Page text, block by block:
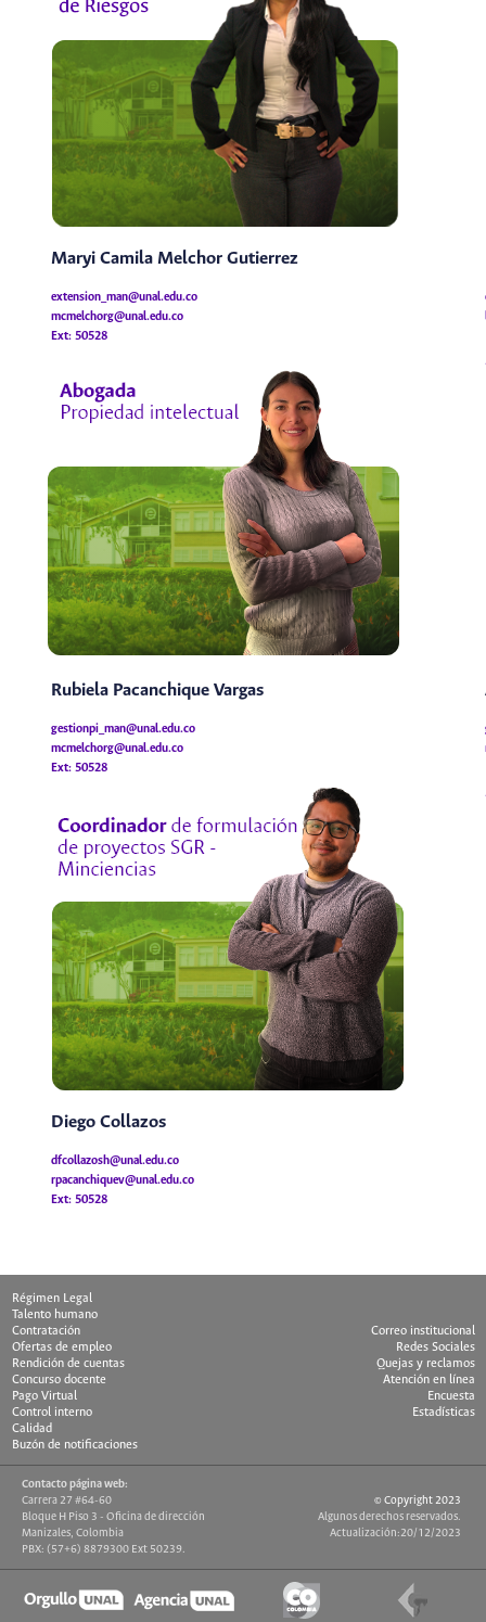
Maryi Camila Melchor Gutierrez
extension_man@unal.edu.co
mcmelchorg@unal.edu.co
Ext: 50528
Rubiela Pacanchique Vargas
gestionpi_man@unal.edu.co
mcmelchorg@unal.edu.co
Ext: 50528
Diego Collazos
dfcollazosh@unal.edu.co
rpacanchiquev@unal.edu.co
Ext: 50528
Régimen Legal
Talento humano
Contratación
Ofertas de empleo
Rendición de cuentas
Concurso docente
Pago Virtual
Control interno
Calidad
Buzón de notificaciones
Correo institucional
Redes Sociales
Quejas y reclamos
Atención en línea
Encuesta
Estadísticas
Contacto página web:
Carrera 27 #64-60
Bloque H Piso 3 - Oficina de dirección
Manizales, Colombia
PBX: (57+6) 8879300 Ext 50239.
© Copyright 2023
Algunos derechos reservados.
Actualización:20/12/2023